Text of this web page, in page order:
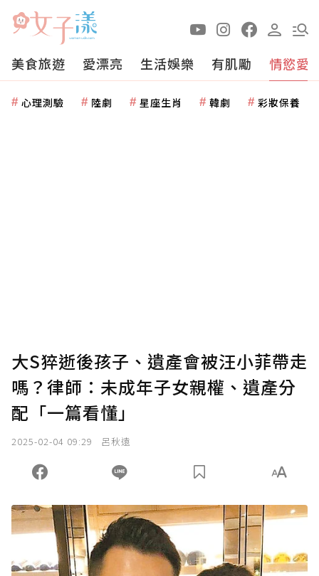
美食旅遊 愛漂亮 生活娛樂 有肌勵 情慾愛
心理測驗 陸劇 星座生肖 韓劇 彩妝保養
大S猝逝後孩子、遺產會被汪小菲帶走
嗎？律師：未成年子女親權、遺產分
配「一篇看懂」
2025-02-04 09:29 呂秋遠